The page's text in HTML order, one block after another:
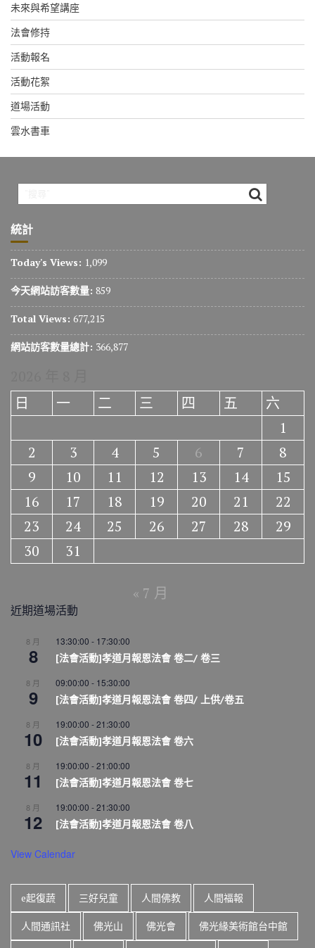
未來與希望講座
法會修持
活動報名
活動花絮
道場活動
雲水書車
統計
Today's Views: 1,099
今天網站訪客數量: 859
Total Views: 677,215
網站訪客數量總計: 366,877
日
一 二 三 四 五
六
1
2
3 4 5 6 7
8
9
10 11 12 13 14
15
16
17 18 19 20 21
22
23
24 25 26 27 28
29
30
31
« 7 月
近期道場活動
8 月
8
13:30:00 - 17:30:00
[法會活動]孝道月報恩法會 卷二/ 卷三
8 月
9
09:00:00 - 15:30:00
[法會活動]孝道月報恩法會 卷四/ 上供/卷五
8 月
10
19:00:00 -21:30:00
[法會活動]孝道月報恩法會 卷六
8 月
11
19:00:00 -21:00:00
[法會活動]孝道月報恩法會 卷七
8 月
12
19:00:00 -21:30:00
[法會活動]孝道月報恩法會 卷八
View Calendar
e起復蔬 三好兒童 人間佛教 人間福報
人間通訊社 佛光山 佛光會 佛光緣美術館台中館